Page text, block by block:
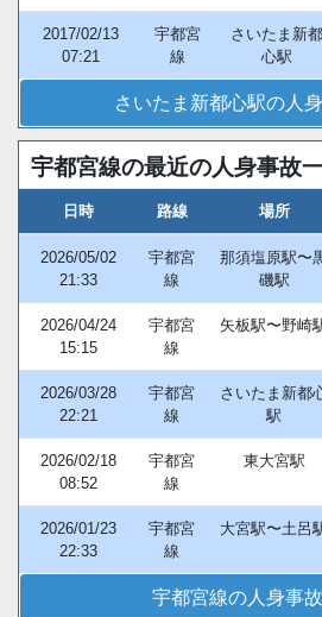
2017/02/13
07:21
宇都宮
線
さいたま新都
心駅
さいたま新都心駅の人
宇都宮線の最近の人身事故
日時 路線 場所
2026/05/02
21:33
宇都宮
線
那須塩原駅〜
磯駅
2026/04/24
15:15
宇都宮
線
矢板駅〜野崎
2026/03/28
22:21
宇都宮
線
さいたま新都
駅
2026/02/18
08:52
宇都宮
線
東大宮駅
2026/01/23
22:33
宇都宮
線
大宮駅〜土呂
宇都宮線の人身事